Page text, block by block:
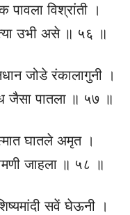
पावला विश्रांती ।
उभी असे ॥ ५६ ॥
जोडे रंकालागुनी ।
जैसा पातला ॥ ५७ ॥
घातले अमृत ।
जाहला ॥ ५८ ॥
सवें घेऊनी ।